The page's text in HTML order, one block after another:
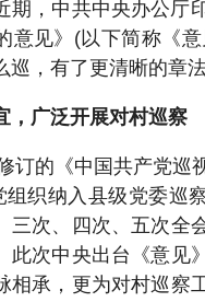
，中共中央办公厅
意见》(以下简称《
巡，有了更清晰的章法
，广泛开展对村巡察
订的《中国共产党巡
组织纳入县级党委巡
三次、四次、五次全
此次中央出台《意见
相承，更为对村巡察